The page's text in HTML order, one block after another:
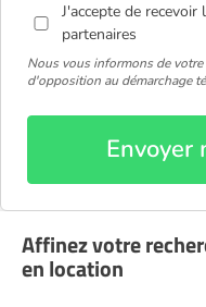
J'accepte de
partenaires
Nous vous informons de
d'opposition au démarchage
Envoyer
Affinez votre
en location